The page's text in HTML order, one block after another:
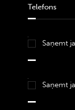
Saņemt
Saņemt